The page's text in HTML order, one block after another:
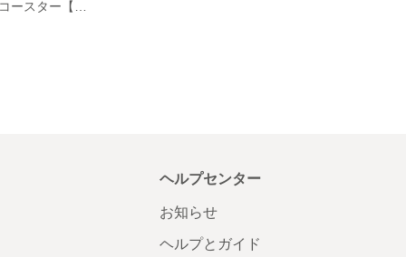
ヘルプセンター
お知らせ
ヘルプとガイド